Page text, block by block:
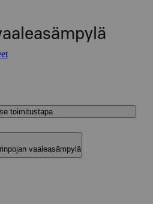
toimitustapa
vaaleasämpylä